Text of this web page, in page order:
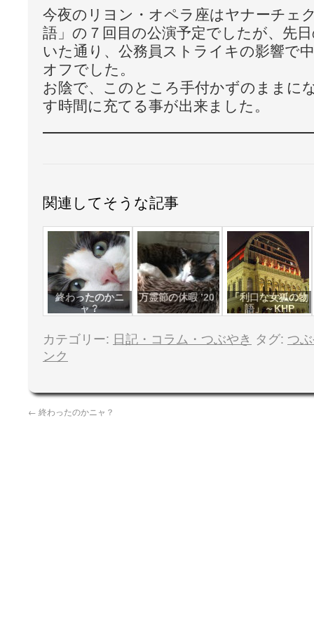
今夜のリヨン・オペラ座はヤナーチェ
語」の７回目の公演予定でしたが、先
いた通り、公務員ストライキの影響で
オフでした。
お陰で、このところ手付かずのままに
す時間に充てる事が出来ました。
関連してそうな記事
終わったのかニ
ャ？
万霊節の休暇 ’20
「利口な女狐の物
語」～KHP
カテゴリー: 日記・コラム・つぶやき タグ: つ
ンク
← 終わったのかニャ？